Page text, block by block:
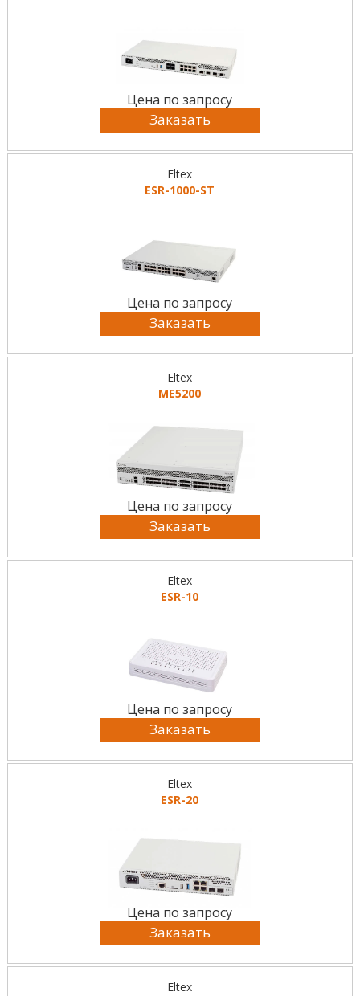
Цена по запросу
Заказать
Eltex
ESR-1000-ST
Цена по запросу
Заказать
Eltex
ME5200
Цена по запросу
Заказать
Eltex
ESR-10
Цена по запросу
Заказать
Eltex
ESR-20
Цена по запросу
Заказать
Eltex